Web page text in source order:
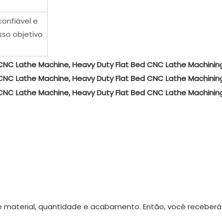
e
objetivo
material, quantidade e acabamento. Então, você